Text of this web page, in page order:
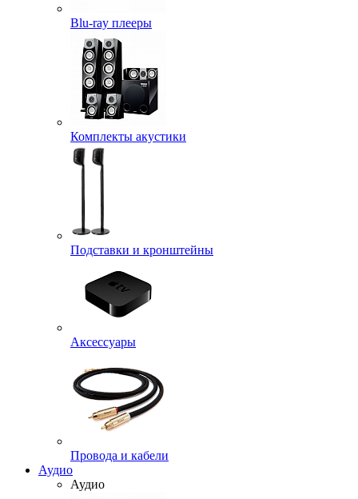
Blu-ray плееры
Комплекты акустики
Подставки и кронштейны
Аксессуары
Провода и кабели
Аудио
Аудио